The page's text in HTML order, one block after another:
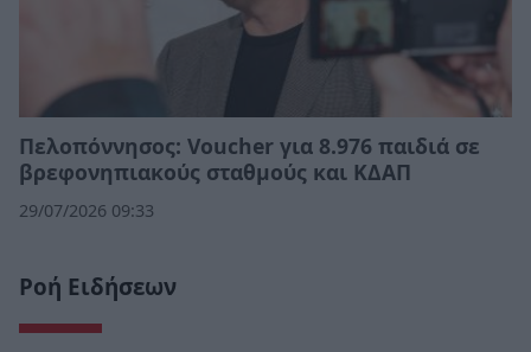
Πελοπόννησος: Voucher για 8.976 παιδιά σε
βρεφονηπιακούς σταθμούς και ΚΔΑΠ
29/07/2026 09:33
Ροή Ειδήσεων